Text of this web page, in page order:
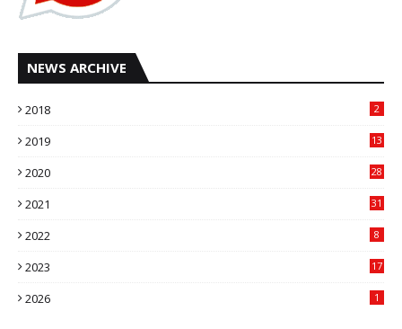
NEWS ARCHIVE
2018 2
2019 13
2020 28
2021 31
2022 8
2023 17
2026 1